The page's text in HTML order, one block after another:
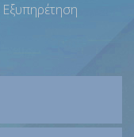
Εξυπηρέτηση